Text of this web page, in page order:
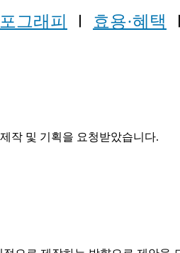
그래피 Ⅰ 효용·혜택
작 및 기획을 요청받았습니다.